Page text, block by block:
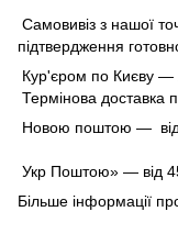
Самовивіз з нашої
підтвердження
Кур'єром по Києву —
Термінова доставка
Новою поштою — від
Укр Поштою» — від
Більше інформації